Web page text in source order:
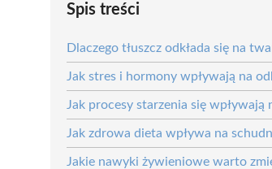
Spis treści
Dlaczego tłuszcz odkłada się na
Jak stres i hormony wpływają na
Jak procesy starzenia się wpływają
Jak zdrowa dieta wpływa na
Jakie nawyki żywieniowe warto